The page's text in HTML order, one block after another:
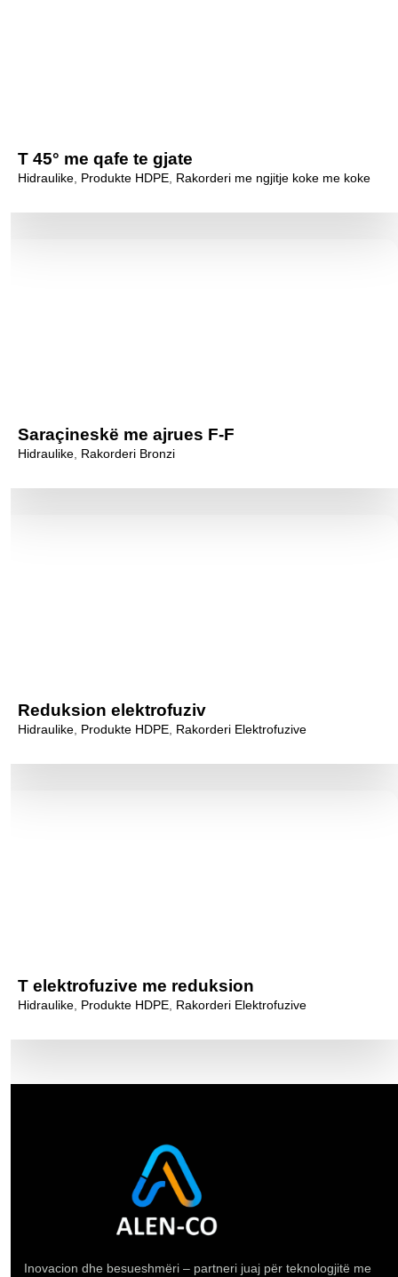
T 45° me qafe te gjate
Hidraulike Produkte HDPE Rakorderi me ngjitje koke me koke
Saraçineskë me ajrues F-F
Hidraulike Rakorderi Bronzi
Reduksion elektrofuziv
Hidraulike Produkte HDPE Rakorderi Elektrofuzive
T elektrofuzive me reduksion
Hidraulike Produkte HDPE Rakorderi Elektrofuzive
Inovacion dhe besueshmëri – partneri juaj për teknologjitë me